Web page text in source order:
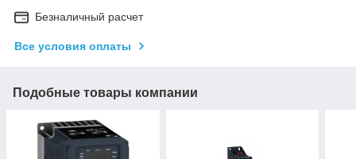
Безналичный расчет
Все условия оплаты
Подобные товары компании